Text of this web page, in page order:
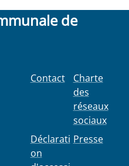
de
Contact
Déclarati
on
Charte
des
réseaux
sociaux
Presse